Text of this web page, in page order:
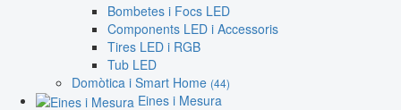
Bombetes i Focs LED
Components LED i Accessoris
Tires LED i RGB
Tub LED
Domòtica i Smart Home (44)
Eines i Mesura